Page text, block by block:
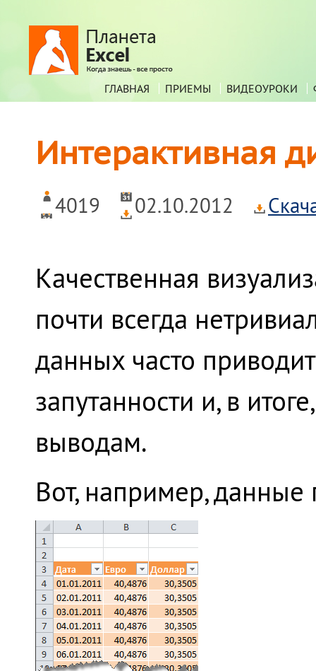
ГЛАВНАЯ ПРИЕМЫ ВИДЕОУРОКИ
Интерактивная
4019 02.10.2012
Качественная
почти всегда
данных часто
запутанности и, в
выводам.
Вот, например,